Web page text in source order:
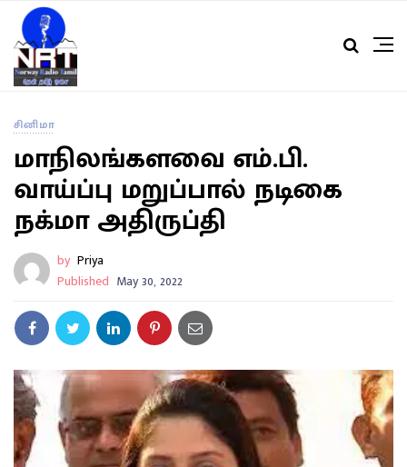
சினிமா
மாநிலங்களவை எம்.பி.
வாய்ப்பு மறுப்பால் நடிகை
நக்மா அதிருப்தி
by Priya
Published May 30, 2022